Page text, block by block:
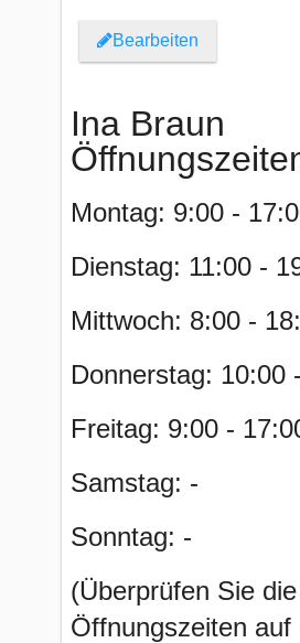
Bearbeiten
Ina Braun
Montag: 9:00 -
Dienstag: 11:00 -
Mittwoch: 8:00 -
Donnerstag: 10:00
Freitag: 9:00 -
Samstag: -
Sonntag: -
(Überprüfen Sie die
Öffnungszeiten auf